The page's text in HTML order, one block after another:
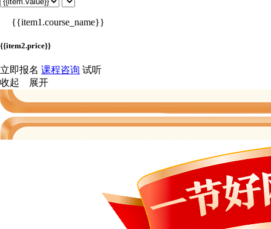
{{item1.course_name}}
{{item2.price}}
立即报名 课程咨询 试听
收起
展开